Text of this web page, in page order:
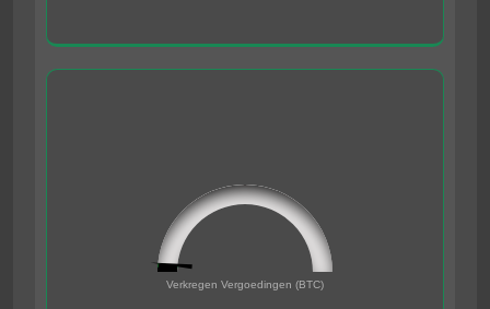
Verkregen Vergoedingen (BTC)
0 5